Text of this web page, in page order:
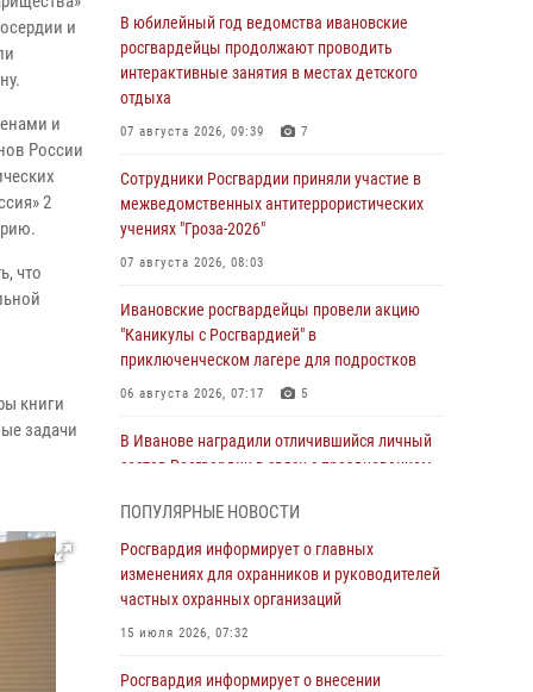
и
и
России
2
что
книги
задачи
В юбилейный год ведомства ивановские
росгвардейцы продолжают проводить
интерактивные занятия в местах детского
отдыха
07 августа 2026, 09:39 7
Сотрудники Росгвардии приняли участие в
межведомственных антитеррористических
учениях "Гроза-2026"
07 августа 2026, 08:03
Ивановские росгвардейцы провели акцию
"Каникулы с Росгвардией" в
приключенческом лагере для подростков
06 августа 2026, 07:17 5
В Иванове наградили отличившийся личный
состав Росгвардии в связи с празднованием
В Иванове росгвардейцы оказали помощь
пожилому мужчине, которому стало плохо во
ПОПУЛЯРНЫЕ НОВОСТИ
Росгвардия информирует о главных
изменениях для охранников и руководителей
частных охранных организаций
15 июля 2026, 07:32
Росгвардия информирует о внесении